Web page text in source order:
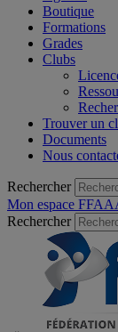
Boutique
Formations
Grades
Clubs
Trouver un
Documents
Nous
Rechercher
Mon espace
Rechercher